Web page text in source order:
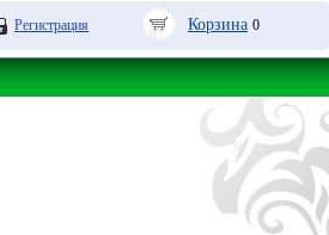
Регистрация Корзина 0